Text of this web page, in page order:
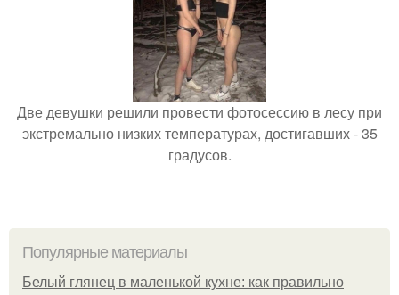
Две девушки решили провести фотосессию в лесу при
экстремально низких температурах, достигавших - 35
градусов.
Популярные материалы
Белый глянец в маленькой кухне: как правильно